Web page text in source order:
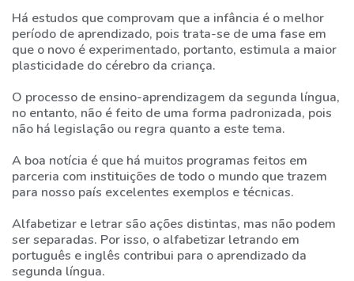
ENVIE-
NOS
UMA
MENSAGEM
Há estudos que comprovam que a infância é o melhor
período de aprendizado, pois trata-se de uma fase em
que o novo é experimentado, portanto, estimula a maior
plasticidade do cérebro da criança.
O processo de ensino-aprendizagem da segunda língua,
no entanto, não é feito de uma forma padronizada, pois
não há legislação ou regra quanto a este tema.
A boa notícia é que há muitos programas feitos em
parceria com instituições de todo o mundo que trazem
para nosso país excelentes exemplos e técnicas.
Alfabetizar e letrar são ações distintas, mas não podem
ser separadas. Por isso, o alfabetizar letrando em
português e inglês contribui para o aprendizado da
segunda língua.